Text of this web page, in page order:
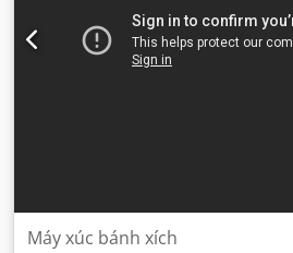
Máy xúc bánh xích